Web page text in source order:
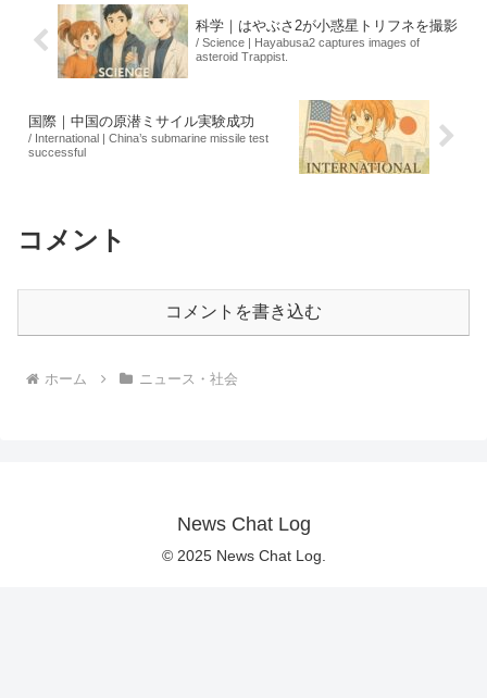
科学｜はやぶさ2が小惑星トリフネを撮影
/ Science | Hayabusa2 captures images of
asteroid Trappist.
国際｜中国の原潜ミサイル実験成功
/ International | China’s submarine missile test
successful
コメント
コメントを書き込む
ホーム ニュース・社会
News Chat Log
© 2025 News Chat Log.